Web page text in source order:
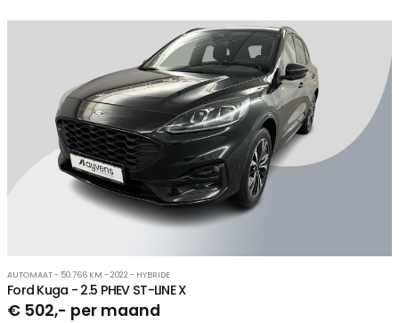
AUTOMAAT - 50.766 KM - 2022 - HYBRIDE
Ford Kuga - 2.5 PHEV ST-LINE X
€ 502,- per maand